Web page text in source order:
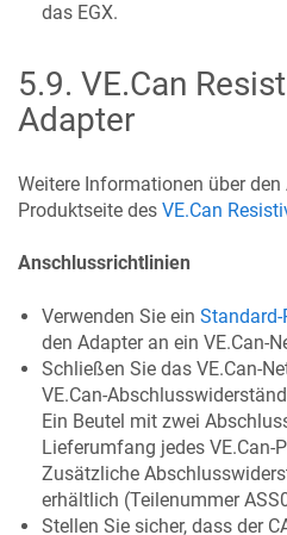
das EGX.
5.9. VE.Can
Adapter
Weitere Informationen über
Produktseite des VE.Can
Anschlussrichtlinien
Verwenden Sie ein Standard-
den Adapter an ein VE.Can-
Schließen Sie das VE.Can-
VE.Can-
Ein Beutel mit zwei
Lieferumfang jedes VE.Can-
Zusätzliche
erhältlich (Teilenummer
Stellen Sie sicher, dass der